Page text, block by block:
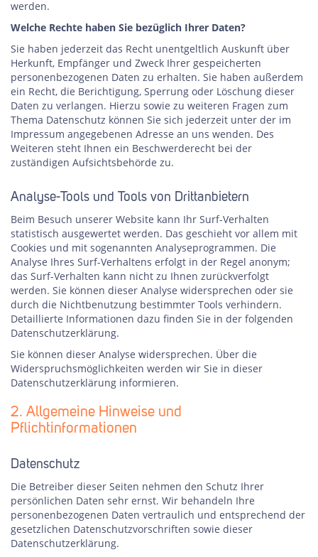
werden.
Welche Rechte haben Sie bezüglich Ihrer Daten?
Sie haben jederzeit das Recht unentgeltlich Auskunft über
Herkunft, Empfänger und Zweck Ihrer gespeicherten
personenbezogenen Daten zu erhalten. Sie haben außerdem
ein Recht, die Berichtigung, Sperrung oder Löschung dieser
Daten zu verlangen. Hierzu sowie zu weiteren Fragen zum
Thema Datenschutz können Sie sich jederzeit unter der im
Impressum angegebenen Adresse an uns wenden. Des
Weiteren steht Ihnen ein Beschwerderecht bei der
zuständigen Aufsichtsbehörde zu.
Analyse-Tools und Tools von Drittanbietern
Beim Besuch unserer Website kann Ihr Surf-Verhalten
statistisch ausgewertet werden. Das geschieht vor allem mit
Cookies und mit sogenannten Analyseprogrammen. Die
Analyse Ihres Surf-Verhaltens erfolgt in der Regel anonym;
das Surf-Verhalten kann nicht zu Ihnen zurückverfolgt
werden. Sie können dieser Analyse widersprechen oder sie
durch die Nichtbenutzung bestimmter Tools verhindern.
Detaillierte Informationen dazu finden Sie in der folgenden
Datenschutzerklärung.
Sie können dieser Analyse widersprechen. Über die
Widerspruchsmöglichkeiten werden wir Sie in dieser
Datenschutzerklärung informieren.
2. Allgemeine Hinweise und
Pflichtinformationen
Datenschutz
Die Betreiber dieser Seiten nehmen den Schutz Ihrer
persönlichen Daten sehr ernst. Wir behandeln Ihre
personenbezogenen Daten vertraulich und entsprechend der
gesetzlichen Datenschutzvorschriften sowie dieser
Datenschutzerklärung.